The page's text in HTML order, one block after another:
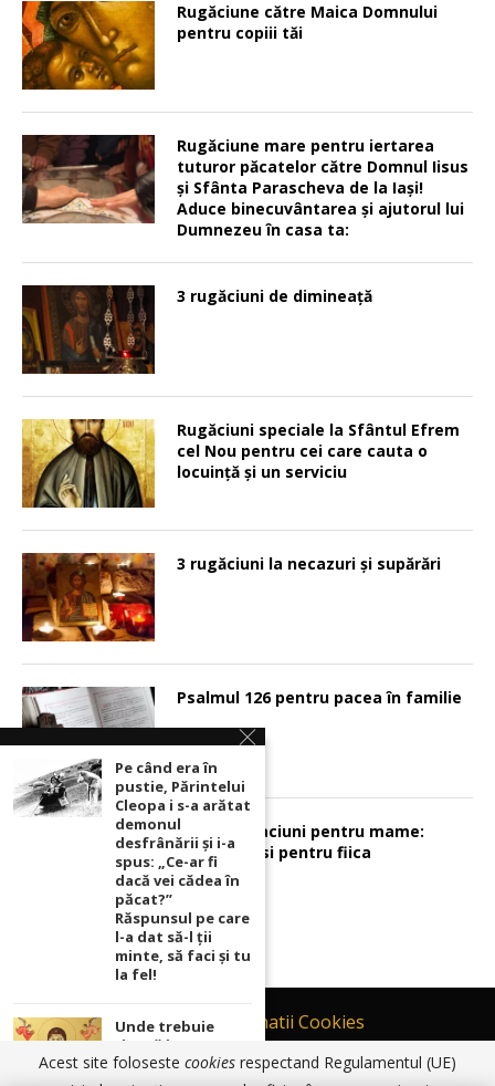
Rugăciune către Maica Domnului
pentru copiii tăi
Rugăciune mare pentru iertarea
tuturor păcatelor către Domnul Iisus
şi Sfânta Parascheva de la Iaşi!
Aduce binecuvântarea şi ajutorul lui
Dumnezeu în casa ta:
3 rugăciuni de dimineață
Rugăciuni speciale la Sfântul Efrem
cel Nou pentru cei care cauta o
locuinţă şi un serviciu
3 rugăciuni la necazuri și supărări
Psalmul 126 pentru pacea în familie
Sunt 2 rugaciuni pentru mame:
pentru fiu si pentru fiica
Contact
Informatii Cookies
Politică de Confidențialitate
Pe când era în
pustie, Părintelui
Cleopa i s-a arătat
demonul
desfrânării şi i-a
spus: „Ce-ar fi
dacă vei cădea în
păcat?”
Răspunsul pe care
l-a dat să-l ții
minte, să faci și tu
la fel!
Unde trebuie
ținută icoana cu
Maica Domnului
Acest site foloseste cookies respectand Regulamentul (UE)